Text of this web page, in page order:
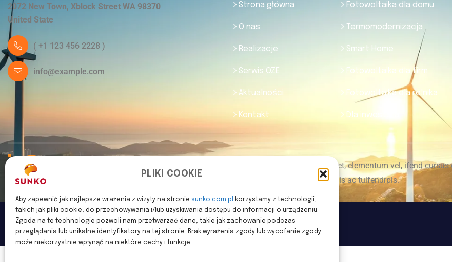
PLIKI COOKIE
Aby zapewnić jak najlepsze wrażenia z wizyty na stronie sunko.com.pl
korzystamy z technologii,
takich jak pliki cookie, do przechowywania i/lub uzyskiwania dostępu do informacji o urządzeniu.
Zgoda na te technologie pozwoli nam przetwarzać dane, takie jak zachowanie podczas
przeglądania lub unikalne identyfikatory na tej stronie. Brak wyrażenia zgody lub wycofanie zgody
może niekorzystnie wpłynąć na niektóre cechy i funkcje.
2072 New Town, Xblock Street WA 98370
United State
( +1 123 456 2228 )
info@example.com
Strona główna Fotowoltaika dla domu
O nas Termomodernizacja
Realizacje Smart Home
Serwis OZE Fotowoltaika dla firm
Aktualności Fotowoltaika dla rolnika
Kontakt Dla inwestora
Ut tellus dolor, dapibus eget, elementum vel, ifend
Aliquam er at volutpat. Duis ac tuifendrpis.
Copyright 2023Energiso . All rights reserved by Vecuro.